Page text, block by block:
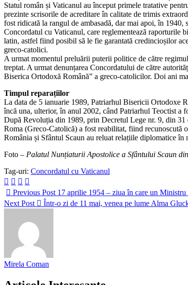
Statul român și Vaticanul au început primele tratative
prezinte scrisorile de acreditare în calitate de trimis
fost ridicată la rangul de ambasadă, dar mai apoi, în 1940,
Concordatul cu Vaticanul, care reglementează raporturile
latin, astfel fiind posibil să le fie garantată credincioșilor
greco-catolici.
A urmat momentul preluării puterii politice de către
treptat. A urmat denunțarea Concordatului de către
Biserica Ortodoxă Română” a greco-catolicilor. Doi ani
Timpul reparațiilor
La data de 5 ianuarie 1989, Patriarhul Bisericii Ortodoxe
încă una, ulterior, în anul 2002, când Patriarhul Teoctist a
După Revoluția din 1989, prin Decretul Lege nr. 9, din
Roma (Greco-Catolică) a fost reabilitat, fiind recunoscută
România și Sfântul Scaun au reluat relațiile diplomatice
Foto – Palatul Nunțiaturii Apostolice a Sfântului Scaun
Tag-uri: Concordatul cu Vaticanul
Previous Post 17 aprilie 1954 – ziua în care un Ministru
Next Post
Într-o zi de 11 mai, venea pe lume Alma
Mirela Coman